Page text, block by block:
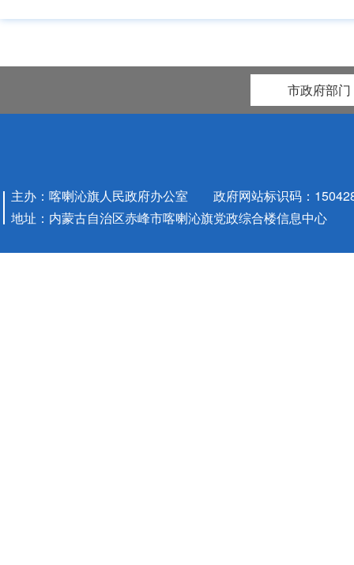
年度计
项目
建设
市政府部门
主办：喀喇沁旗人民政府办公室 政府网站标识码：
地址：内蒙古自治区赤峰市喀喇沁旗党政综合楼信息中心